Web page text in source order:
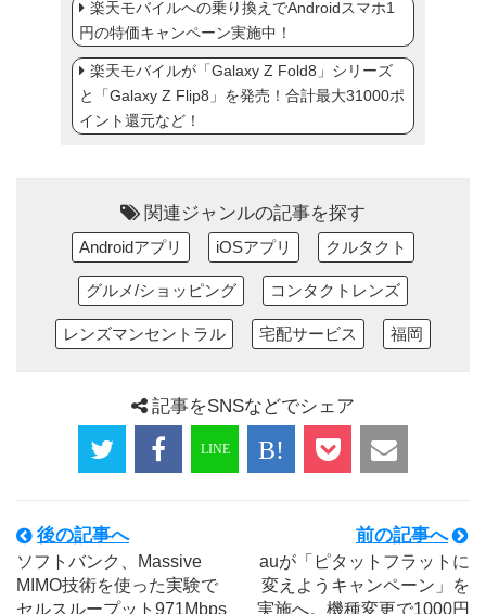
楽天モバイルへの乗り換えでAndroidスマホ1
円の特価キャンペーン実施中！
楽天モバイルが「Galaxy Z Fold8」シリーズ
と「Galaxy Z Flip8」を発売！合計最大31000ポ
イント還元など！
関連ジャンルの記事を探す
Androidアプリ iOSアプリ クルタクト
グルメ/ショッピング コンタクトレンズ
レンズマンセントラル 宅配サービス 福岡
記事をSNSなどでシェア
後の記事へ
ソフトバンク、Massive
MIMO技術を使った実験で
セルスループット971Mbps
前の記事へ
auが「ピタットフラットに
変えようキャンペーン」を
実施へ。機種変更で1000円